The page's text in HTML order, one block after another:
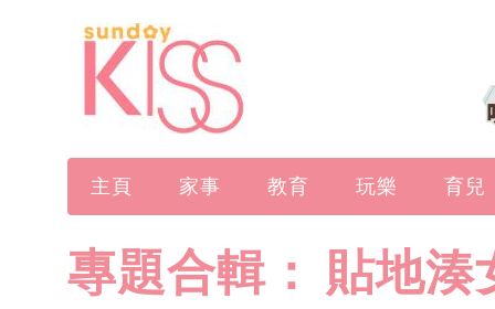
主頁 家事 教育 玩樂 育兒
專題合輯： 貼地湊